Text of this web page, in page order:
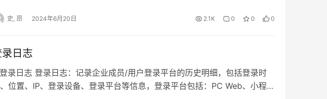
实现了IEnum接口,并用@Dict(dictionary =
import
import
@Dict(dictionary =
displayName = "数据状态") public enum
使用：Oinone可能还使用元数据来进一步定义字段的行为，例如它们是否
来定义和展示字段是很重要的。这种方法不仅提高了开发效率，而且有助
保数据的一致性和应用程序的可维护性。同时，对于那些需要特定定制或
处理的场景，开发团队能够灵活地适应这些需求，在遵守总体架构原则的
进行一些特定的调整和优化。 作用场景 在Oinone框架中，字段扮演着连
式配置变量 Body的数据类型支持KEY_VALUE和APPLICATION_JSON两
史, 昂 2024年6月20日 2.1K 0 0 0
日志
录日志 登录日志：记录企业成员/用户登录平台的历史明细，包括登录时
位置、IP、登录设备、登录平台等信息，登录平台包括：PC Web、小程